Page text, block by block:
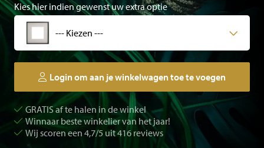
Kies hier indien gewenst uw extra optie
--- Kiezen ---
Login om aan je winkelwagen toe te voegen
GRATIS af te halen in de winkel
Winnaar beste winkelier van het jaar!
Wij scoren een 4,7/5 uit 416 reviews